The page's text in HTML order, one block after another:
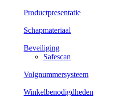
Productpresentatie
Schapmateriaal
Beveiliging
Safescan
Volgnummersysteem
Winkelbenodigdheden